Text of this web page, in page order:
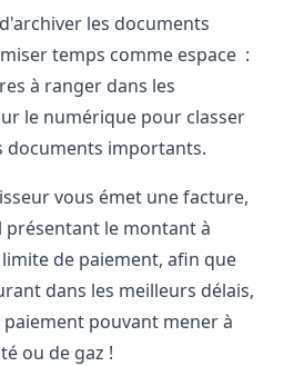
les documents
temps comme espace :
à ranger dans les
le numérique pour classer
documents importants.
vous émet une facture,
présentant le montant à
de paiement, afin que
dans les meilleurs délais,
pouvant mener à
ou de gaz !